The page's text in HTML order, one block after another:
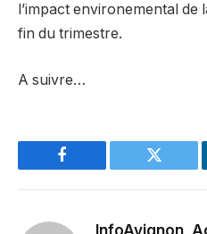
l’impact environemental de
fin du trimestre.
A suivre…
Facebook Twitter
InfoAvignon,